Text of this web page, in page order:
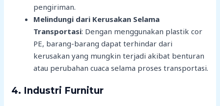
pengiriman.
Melindungi dari Kerusakan Selama
Transportasi: Dengan menggunakan plastik cor
PE, barang-barang dapat terhindar dari
kerusakan yang mungkin terjadi akibat benturan
atau perubahan cuaca selama proses transportasi.
4. Industri Furnitur